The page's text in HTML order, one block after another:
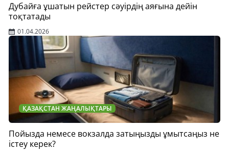
Дубайға ұшатын рейстер сәуірдің аяғына дейін
тоқтатады
01.04.2026
ҚАЗАҚСТАН ЖАҢАЛЫҚТАРЫ
Пойызда немесе вокзалда затыңызды ұмытсаңыз не
істеу керек?